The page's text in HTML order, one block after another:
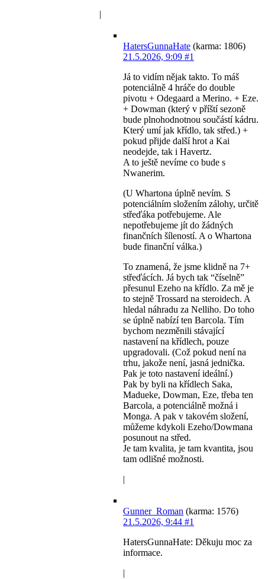
|
HatersGunnaHate (karma: 1806)
21.5.2026, 9:09 #1
Já to vidím nějak takto. To máš
potenciálně 4 hráče do double
pivotu + Odegaard a Merino. + Eze.
+ Dowman (který v příští sezoně
bude plnohodnotnou součástí kádru.
Který umí jak křídlo, tak střed.) +
pokud přijde další hrot a Kai
neodejde, tak i Havertz.
A to ještě nevíme co bude s
Nwanerim.
(U Whartona úplně nevím. S
potenciálním složením zálohy, určitě
střeďáka potřebujeme. Ale
nepotřebujeme jít do žádných
finančních šíleností. A o Whartona
bude finanční válka.)
To znamená, že jsme klidně na 7+
střeďácích. Já bych tak “číselně”
přesunul Ezeho na křídlo. Za mě je
to stejně Trossard na steroidech. A
hledal náhradu za Nelliho. Do toho
se úplně nabízí ten Barcola. Tím
bychom nezměnili stávající
nastavení na křídlech, pouze
upgradovali. (Což pokud není na
trhu, jakože není, jasná jednička.
Pak je toto nastavení ideální.)
Pak by byli na křídlech Saka,
Madueke, Dowman, Eze, třeba ten
Barcola, a potenciálně možná i
Monga. A pak v takovém složení,
můžeme kdykoli Ezeho/Dowmana
posunout na střed.
Je tam kvalita, je tam kvantita, jsou
tam odlišné možnosti.
|
Gunner_Roman (karma: 1576)
21.5.2026, 9:44 #1
HatersGunnaHate: Děkuju moc za
informace.
|